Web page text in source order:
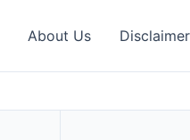
About Us Disclaimer